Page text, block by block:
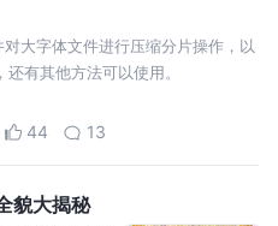
大字体文件进行压缩分片操作，以
有其他方法可以使用。
44 13
貌大揭秘